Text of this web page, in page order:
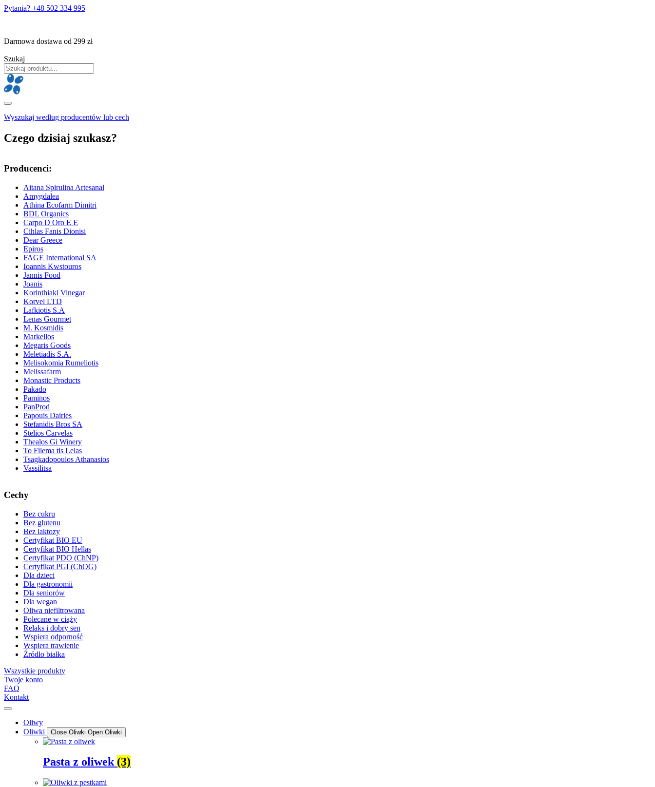
Pytania? +48 502 334 995
Darmowa dostawa od 299 zł
Szukaj
Wyszukaj według producentów lub cech
Czego dzisiaj szukasz?
Producenci:
Aitana Spirulina Artesanal
Amygdalea
Athina Ecofarm Dimitri
BDL Organics
Carpo D Oro E E
Cihlas Fanis Dionisi
Dear Greece
Epiros
FAGE International SA
Ioannis Kwstouros
Jannis Food
Joanis
Korinthiaki Vinegar
Korvel LTD
Lafkiotis S.A
Lenas Gourmet
M. Kosmidis
Markellos
Megaris Goods
Meletiadis S.A.
Melisokomia Rumeliotis
Melissafarm
Monastic Products
Pakado
Paminos
PanProd
Papouis Dairies
Stefanidis Bros SA
Stelios Carvelas
Thealos Gi Winery
To Filema tis Lelas
Tsagkadopoulos Athanasios
Vassilitsa
Cechy
Bez cukru
Bez glutenu
Bez laktozy
Certyfikat BIO EU
Certyfikat BIO Hellas
Certyfikat PDO (ChNP)
Certyfikat PGI (ChOG)
Dla dzieci
Dla gastronomii
Dla seniorów
Dla wegan
Oliwa niefiltrowana
Polecane w ciąży
Relaks i dobry sen
Wspiera odporność
Wspiera trawienie
Źródło białka
Wszystkie produkty
Twoje konto
FAQ
Kontakt
Oliwy
Oliwki
Close Oliwki Open Oliwki
Pasta z oliwek (3)